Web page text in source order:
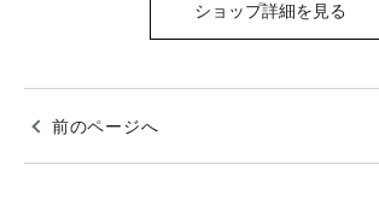
ショップ詳細を見る
前のページへ